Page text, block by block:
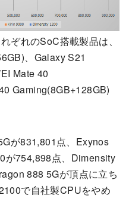
ぞれのSoC搭載製品は、
、Galaxy S21
Mate 40
Gaming(8GB+128GB)
が831,801点、Exynos
が754,898点、Dimensity
888 5Gが頂点に立ち
で自社製CPUをやめ